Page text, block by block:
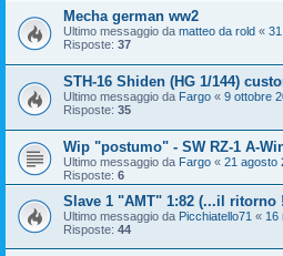
Mecha german ww2
Ultimo messaggio da matteo da rold «
Risposte: 37
STH-16 Shiden (HG 1/144)
Ultimo messaggio da Fargo « 9 ottobre
Risposte: 35
Wip "postumo" - SW RZ-1 A-
Ultimo messaggio da Fargo « 21 agosto
Risposte: 6
Slave 1 "AMT" 1:82 (...il ritorno
Ultimo messaggio da Picchiatello71 « 16
Risposte: 44